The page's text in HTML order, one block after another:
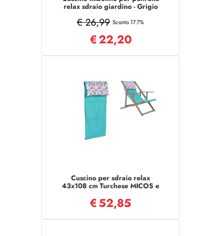
relax sdraio giardino - Grigio
€ 26,99 Sconto 17.7%
€22,20
Cuscino per sdraio relax
43x108 cm Turchese MICOS e
€52,85